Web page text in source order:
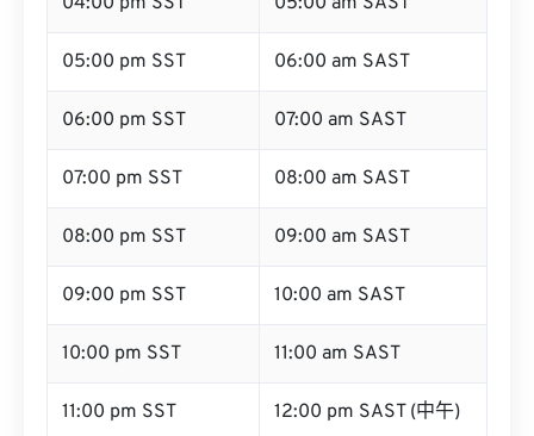
05:00 pm SST 06:00 am SAST
06:00 pm SST 07:00 am SAST
07:00 pm SST 08:00 am SAST
08:00 pm SST 09:00 am SAST
09:00 pm SST 10:00 am SAST
10:00 pm SST 11:00 am SAST
11:00 pm SST 12:00 pm SAST (中午)